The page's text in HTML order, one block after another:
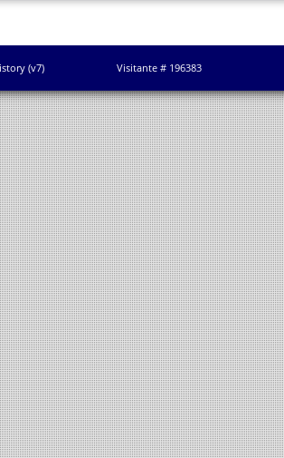
(v7) Visitante # 196383